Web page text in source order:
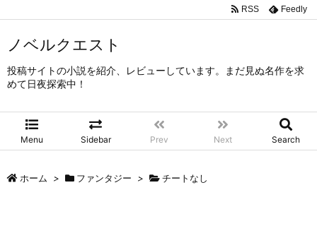
ノベルクエスト
投稿サイトの小説を紹介、レビューしています。まだ見ぬ名作を求
めて日夜探索中！
Menu Sidebar Prev Next Search
RSS Feedly
ホーム > ファンタジー > チートなし